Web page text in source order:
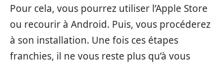
Pour cela, vous pourrez utiliser l’Apple Store
ou recourir à Android. Puis, vous procéderez
à son installation. Une fois ces étapes
franchies, il ne vous reste plus qu’à vous